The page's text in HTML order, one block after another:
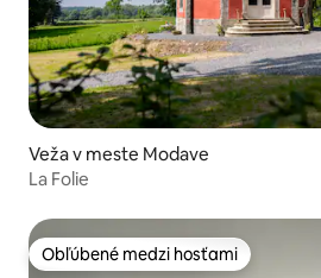
Veža v meste Modave
La Folie
Obľúbené medzi hosťami
Obľúbené medzi hosťami